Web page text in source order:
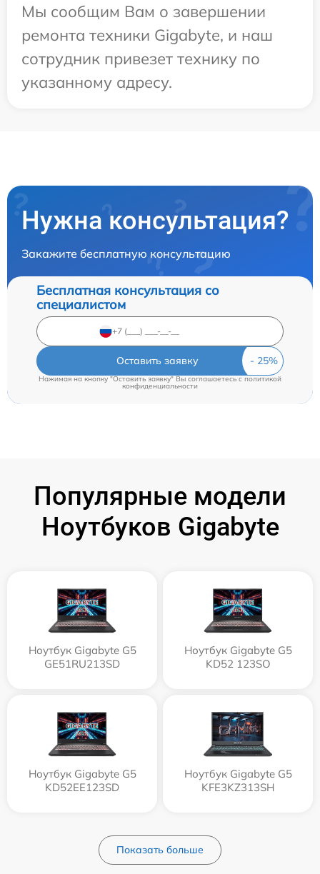
Мы сообщим Вам о завершении
ремонта техники Gigabyte, и наш
сотрудник привезет технику по
указанному адресу.
Нужна консультация?
Закажите бесплатную консультацию
Бесплатная консультация со
специалистом
Оставить заявку
Нажимая на кнопку "Оставить заявку" Вы соглашаетесь cполитикой
конфиденциальности
Популярные модели
Ноутбуков Gigabyte
Ноутбук Gigabyte G5
GE51RU213SD
Ноутбук Gigabyte G5
KD52 123SO
Ноутбук Gigabyte G5
KD52EE123SD
Ноутбук Gigabyte G5
KFE3KZ313SH
Показать больше